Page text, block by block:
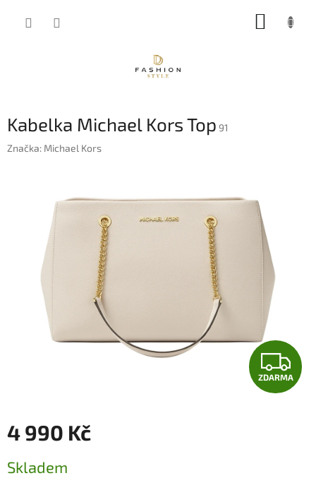
Kabelka Michael Kors Top 91
Značka: Michael Kors
Z
D
ZDARMA
4 990 Kč
cena:
Skladem